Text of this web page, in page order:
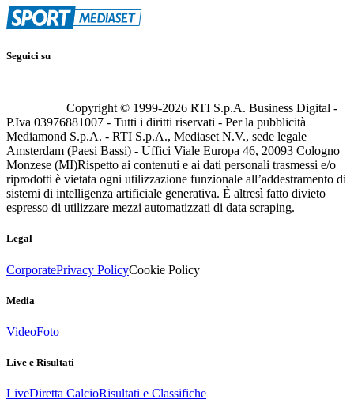
Seguici su
Copyright © 1999-2026 RTI S.p.A. Business Digital -
P.Iva 03976881007 - Tutti i diritti riservati - Per la pubblicità
Mediamond S.p.A. - RTI S.p.A., Mediaset N.V., sede legale
Amsterdam (Paesi Bassi) - Uffici Viale Europa 46, 20093 Cologno
Monzese (MI)Rispetto ai contenuti e ai dati personali trasmessi e/o
riprodotti è vietata ogni utilizzazione funzionale all’addestramento di
sistemi di intelligenza artificiale generativa. È altresì fatto divieto
espresso di utilizzare mezzi automatizzati di data scraping.
Legal
CorporatePrivacy PolicyCookie Policy
Media
VideoFoto
Live e Risultati
LiveDiretta CalcioRisultati e Classifiche